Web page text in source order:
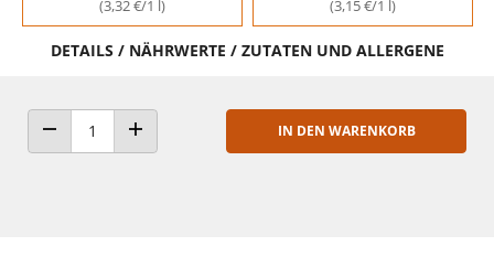
(3,32 €/1 l) (3,15 €/1 l)
DETAILS / NÄHRWERTE / ZUTATEN UND ALLERGENE
ANZAHL VERRINGERNANZAHL ERHÖHEN
IN DEN WARENKORB